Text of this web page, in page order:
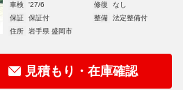
車検
'27/6 修復
なし
保証
保証付 整備
法定整備付
住所
岩手県 盛岡市
見積もり・在庫確認